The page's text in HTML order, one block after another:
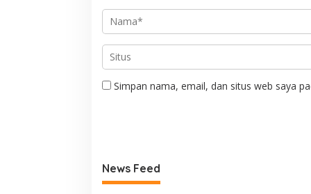
Simpan nama, email, dan situs web saya
News Feed